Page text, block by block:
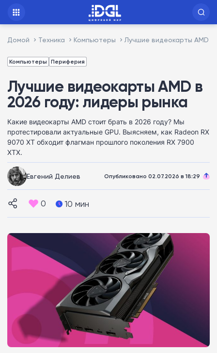
Домой Техника Компьютеры Лучшие видеокарты AMD
Компьютеры Периферия
Лучшие видеокарты AMD в
2026 году: лидеры рынка
Какие видеокарты AMD стоит брать в 2026 году? Мы
протестировали актуальные GPU. Выясняем, как Radeon RX
9070 XT обходит флагман прошлого поколения RX 7900
XTX.
Евгений Делиев Опубликовано 02.07.2026 в 18:29
0 10 мин